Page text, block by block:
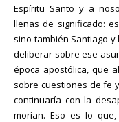
Espíritu Santo y a
llenas de significado:
sino también Santiago
deliberar sobre ese
época apostólica, que
sobre cuestiones de fe
continuaría con la
morían. Eso es lo